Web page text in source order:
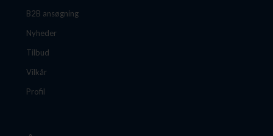
B2B ansøgning
Nyheder
Tilbud
Vilkår
Profil